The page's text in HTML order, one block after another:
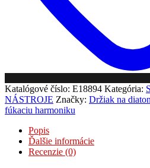
Katalógové číslo: E18894 Kategória:
NÁSTROJE Značky: Držiak na
fúkaciu harmoniku
Popis
Ďalšie informácie
Recenzie (0)